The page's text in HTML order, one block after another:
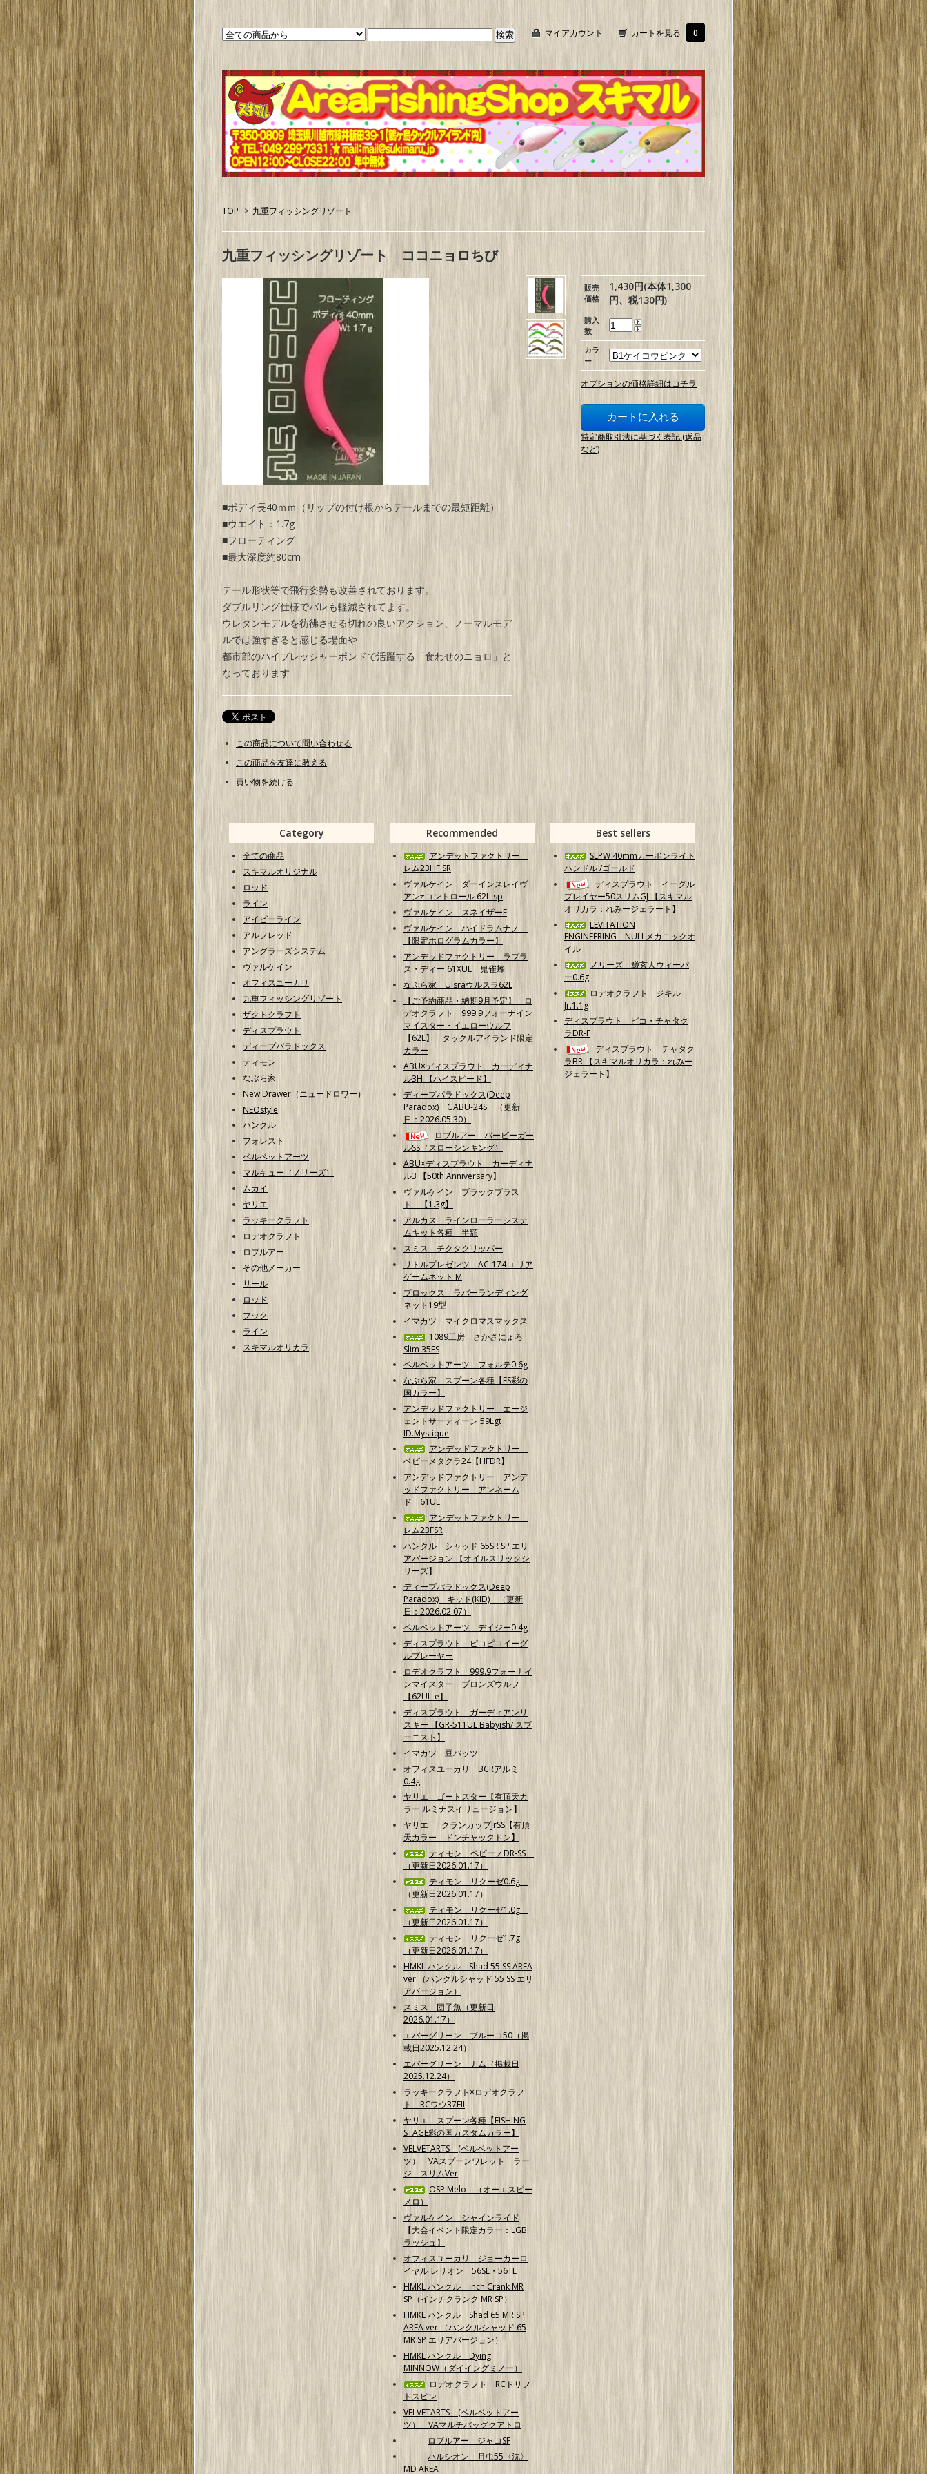
マイアカウント カートを見る 0
TOP > 九重フィッシングリゾート
九重フィッシングリゾート ココニョロちび
販売
価格
1,430円(本体1,300
円、税130円)
購入
数
カラ
ー
オプションの価格詳細はコチラ
特定商取引法に基づく表記 (返品
など)
■ボディ長40ｍｍ（リップの付け根からテールまでの最短距離）
■ウエイト：1.7g
■フローティング
■最大深度約80cm
テール形状等で飛行姿勢も改善されております。
ダブルリング仕様でバレも軽減されてます。
ウレタンモデルを彷彿させる切れの良いアクション、ノーマルモデ
ルでは強すぎると感じる場面や
都市部のハイプレッシャーポンドで活躍する「食わせのニョロ」と
なっております
この商品について問い合わせる
この商品を友達に教える
買い物を続ける
Category
全ての商品
スキマルオリジナル
ロッド
ライン
アイビーライン
アルフレッド
アングラーズシステム
ヴァルケイン
オフィスユーカリ
九重フィッシングリゾート
ザクトクラフト
ディスプラウト
ディープパラドックス
ティモン
なぶら家
New Drawer（ニュードロワー）
NEOstyle
ハンクル
フォレスト
ベルベットアーツ
マルキュー（ノリーズ）
ムカイ
ヤリエ
ラッキークラフト
ロデオクラフト
ロブルアー
その他メーカー
リール
ロッド
フック
ライン
スキマルオリカラ
Recommended
アンデットファクトリー
レム23HF SR
ヴァルケイン ダーインスレイヴ
アン≠コントロール 62L-sp
ヴァルケイン スネイザーF
ヴァルケイン ハイドラムナノ
【限定ホログラムカラー】
アンデッドファクトリー ラプラ
ス・ディー 61XUL 鬼雀蜂
なぶら家 Ulsraウルスラ62L
【ご予約商品・納期9月予定】 ロ
デオクラフト 999.9フォーナイン
マイスター・イエローウルフ
【62L】 タックルアイランド限定
カラー
ABU×ディスプラウト カーディナ
ル3H 【ハイスピード】
ディープパラドックス(Deep
Paradox) GABU-24S （更新
日：2026.05.30）
ロブルアー バービーガー
ルSS（スローシンキング）
ABU×ディスプラウト カーディナ
ル3 【50th Anniversary】
ヴァルケイン ブラックブラス
ト 【1.3g】
アルカス ラインローラーシステ
ムキット各種 半額
スミス チクタクリッパー
リトルプレゼンツ AC-174 エリア
ゲームネット M
プロックス ラバーランディング
ネット19型
イマカツ マイクロマスマックス
1089工房 さかさにょろ
Slim 35FS
ベルベットアーツ フォルテ0.6g
なぶら家 スプーン各種【FS彩の
国カラー】
アンデッドファクトリー エージ
ェントサーティーン 59Lgt
ID.Mystique
アンデッドファクトリー
ベビーメタクラ24【HFDR】
アンデッドファクトリー アンデ
ッドファクトリー アンネーム
ド 61UL
アンデットファクトリー
レム23FSR
ハンクル シャッド 65SR SP エリ
アバージョン 【オイルスリックシ
リーズ】
ディープパラドックス(Deep
Paradox) キッド(KID) （更新
日：2026.02.07）
ベルベットアーツ デイジー0.4g
ディスプラウト ピコピコイーグ
ルプレーヤー
ロデオクラフト 999.9フォーナイ
ンマイスター ブロンズウルフ
【62UL-e】
ディスプラウト ガーディアンリ
スキー 【GR-511UL Babyish/ スプ
ーニスト】
イマカツ 豆バッツ
オフィスユーカリ BCRアルミ
0.4g
ヤリエ ゴートスター【有頂天カ
ラー ルミナスイリュージョン】
ヤリエ TクランカップJrSS【有頂
天カラー ドンチャックドン】
ティモン ペピーノDR-SS
（更新日2026.01.17）
ティモン リクーゼ0.6g
（更新日2026.01.17）
ティモン リクーゼ1.0g
（更新日2026.01.17）
ティモン リクーゼ1.7g
（更新日2026.01.17）
HMKL ハンクル Shad 55 SS AREA
ver.（ハンクルシャッド 55 SS エリ
アバージョン）
スミス 団子魚（更新日
2026.01.17）
エバーグリーン ブルーコ50（掲
載日2025.12.24）
エバーグリーン ナム（掲載日
2025.12.24）
ラッキークラフト×ロデオクラフ
ト RCワウ37FII
ヤリエ スプーン各種【FISHING
STAGE彩の国カスタムカラー】
VELVETARTS (ベルベットアー
ツ） VAスプーンワレット ラー
ジ スリムVer
OSP Melo （オーエスピー
メロ）
ヴァルケイン シャインライド
【大会イベント限定カラー：LGB
ラッシュ】
オフィスユーカリ ジョーカーロ
イヤル レリオン 56SL・56TL
HMKL ハンクル inch Crank MR
SP（インチクランク MR SP）
HMKL ハンクル Shad 65 MR SP
AREA ver.（ハンクルシャッド 65
MR SP エリアバージョン）
HMKL ハンクル Dying
MINNOW（ダイイングミノー）
ロデオクラフト RCドリフ
トスピン
VELVETARTS (ベルベットアー
ツ） VAマルチバッグクアトロ
ロブルアー ジャコSF
ハルシオン 月虫55〈沈〉
MD AREA
Best sellers
SLPW 40mmカーボンライト
ハンドル /ゴールド
ディスプラウト イーグル
プレイヤー50スリムGJ 【スキマル
オリカラ：れみージェラート】
LEVITATION
ENGINEERING NULLメカニックオ
イル
ノリーズ 鱒玄人ウィーパ
ー0.6g
ロデオクラフト ジキル
Jr.1.1g
ディスプラウト ピコ・チャタク
ラDR-F
ディスプラウト チャタク
ラBR 【スキマルオリカラ：れみー
ジェラート】